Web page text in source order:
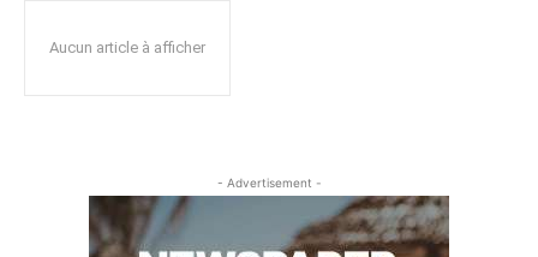
Aucun article à afficher
- Advertisement -